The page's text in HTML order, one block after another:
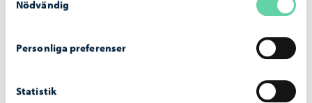
Nödvändig
Personliga preferenser
Statistik
Elevvårdsplan för förskoleundervisningen och den
Borgå stads handlingsplan för elevhandledningen